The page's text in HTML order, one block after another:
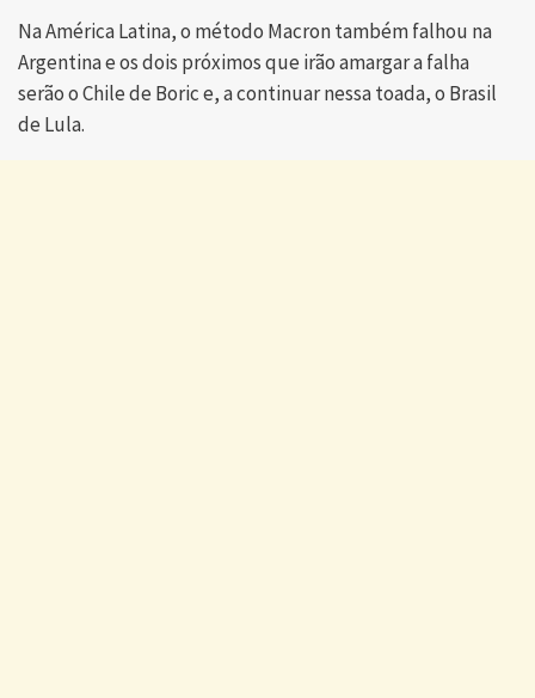
Na América Latina, o método Macron também falhou na
Argentina e os dois próximos que irão amargar a falha
serão o Chile de Boric e, a continuar nessa toada, o Brasil
de Lula.